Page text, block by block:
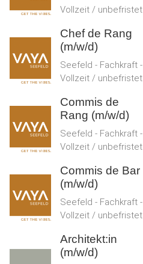
Vollzeit / unbefristet
Chef de Rang
(m/w/d)
Seefeld - Fachkraft -
Vollzeit / unbefristet
Commis de
Rang (m/w/d)
Seefeld - Fachkraft -
Vollzeit / unbefristet
Commis de Bar
(m/w/d)
Seefeld - Fachkraft -
Vollzeit / unbefristet
Architekt:in
(m/w/d)